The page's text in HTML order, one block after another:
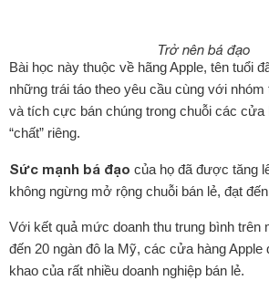
Trở nên bá đạo
Bài học này thuộc về hãng Apple, tên tuổi
những trái táo theo yêu cầu cùng với nhóm
và tích cực bán chúng trong chuỗi các cửa
“chất” riêng.
Sức mạnh bá đạo của họ đã được tăng
không ngừng mở rộng chuỗi bán lẻ, đạt
Với kết quả mức doanh thu trung bình trên
đến 20 ngàn đô la Mỹ, các cửa hàng Apple
khao của rất nhiều doanh nghiệp bán lẻ.